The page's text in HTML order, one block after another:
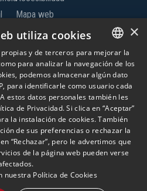
Mapa web
Canal de Información
& Legal, S.L.P. y Andersen Tax & Legal Iberia,
y Andersen Tax & Legal Iberia, S.L.P. son las
Global, una ‘verein’ suiza compuesta
jurídicas independientes, localizadas
servicios bajo su propio nombre o las
Tax & Legal”. Andersen Global no presta
sobre las acciones de otras firmas
por ninguna acción realizada
SPANISH
ENGLISH
PORTUGUESE
×
utiliza cookies
y de terceros para mejorar la
para analizar la navegación de los
podemos almacenar algún dato
para identificarle como usuario cada
estos datos personales también les
de Privacidad. Si clica en “Aceptar”
la instalación de cookies. También
de sus preferencias o rechazar la
“Rechazar”, pero le advertimos que
de la página web pueden verse
nuestra Política de Cookies